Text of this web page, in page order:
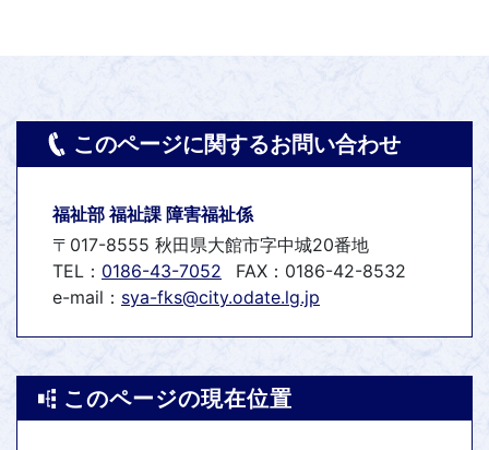
このページに関するお問い合わせ
福祉部 福祉課 障害福祉係
〒017-8555 秋田県大館市字中城20番地
TEL： 0186-43-7052
FAX：0186-42-8532
e-mail： sya-fks@city.odate.lg.jp
このページの現在位置